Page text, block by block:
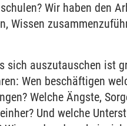
Wir haben den
Wissen
sich auszutauschen ist
Wen beschäftigen
Welche Ängste,
Und welche